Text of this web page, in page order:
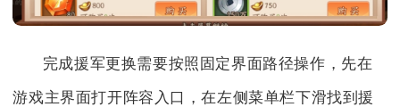
完成援军更换需要按照固定界面路径操作，先在
游戏主界面打开阵容入口，在左侧菜单栏下滑找到援